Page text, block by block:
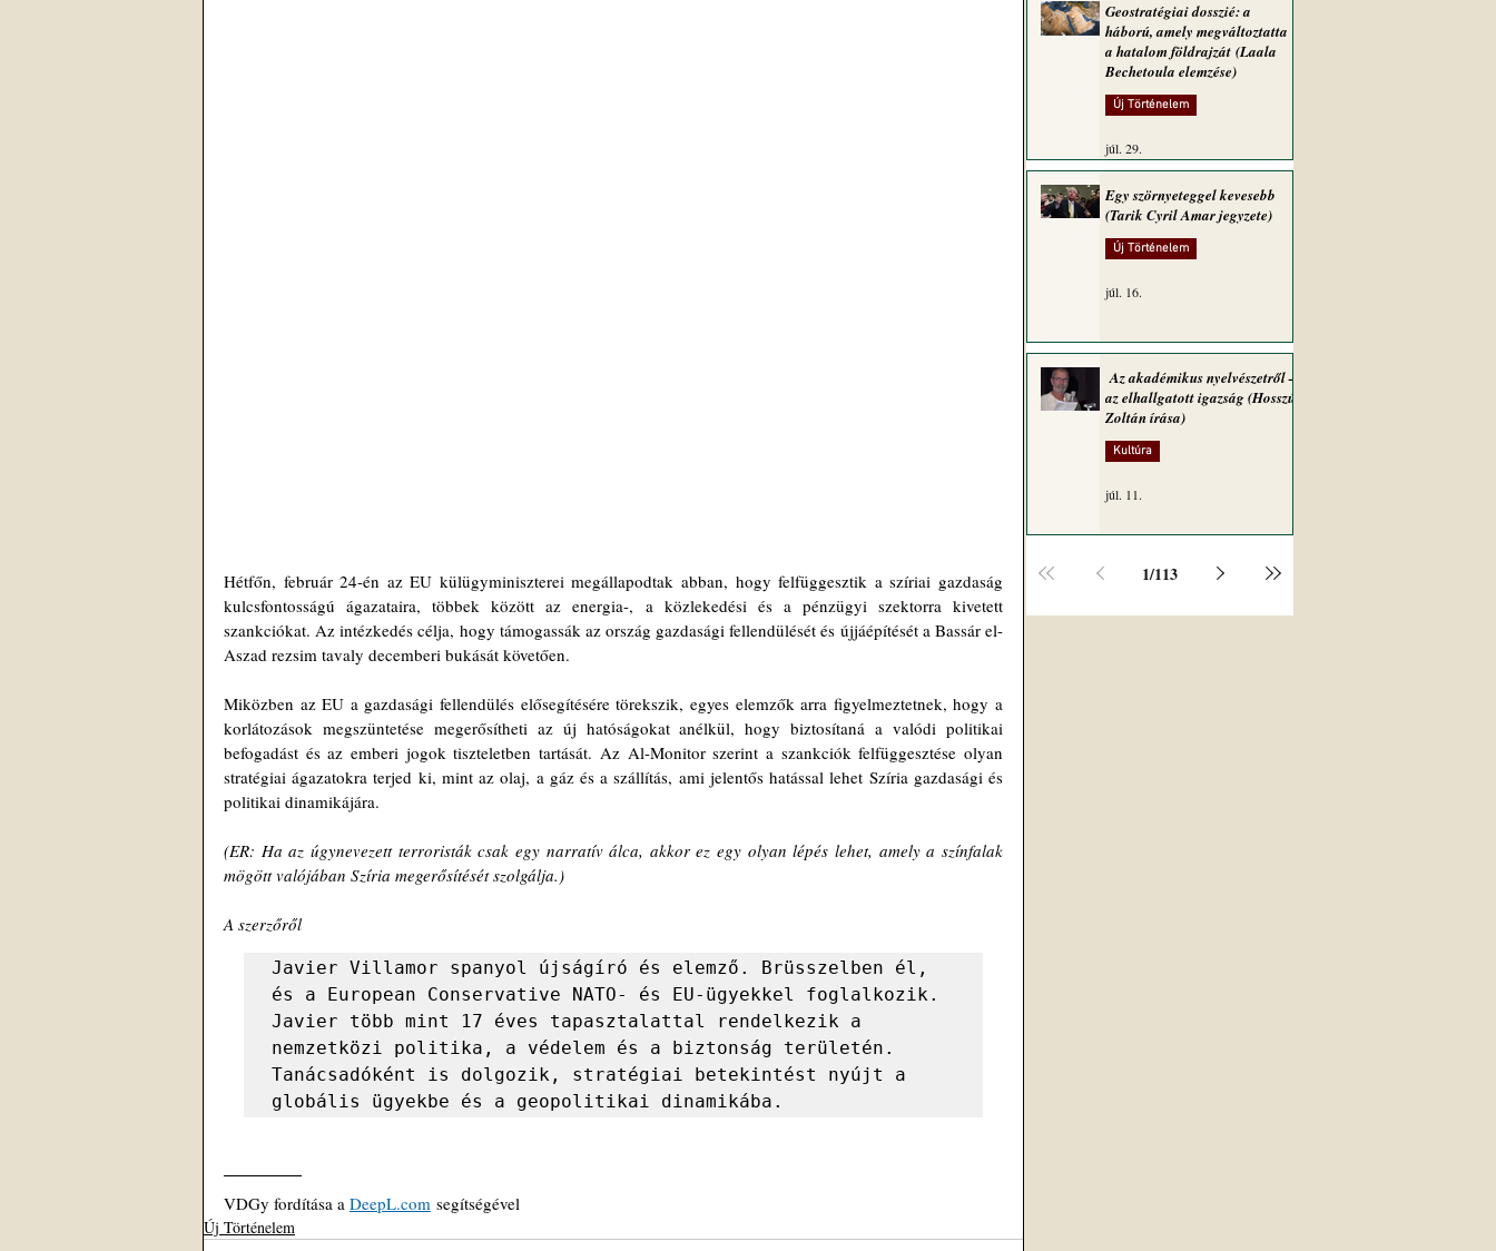
Hétfőn, február 24-én az EU külügyminiszterei megállapodtak abban, hogy felfüggesztik a szíriai gazdaság
kulcsfontosságú ágazataira, többek között az energia-, a közlekedési és a pénzügyi szektorra kivetett
szankciókat. Az intézkedés célja, hogy támogassák az ország gazdasági fellendülését és újjáépítését a Bassár el-
Aszad rezsim tavaly decemberi bukását követően.
Miközben az EU a gazdasági fellendülés elősegítésére törekszik, egyes elemzők arra figyelmeztetnek, hogy a
korlátozások megszüntetése megerősítheti az új hatóságokat anélkül, hogy biztosítaná a valódi politikai
befogadást és az emberi jogok tiszteletben tartását. Az Al-Monitor szerint a szankciók felfüggesztése olyan
stratégiai ágazatokra terjed ki, mint az olaj, a gáz és a szállítás, ami jelentős hatással lehet Szíria gazdasági és
politikai dinamikájára.
(ER: Ha az úgynevezett terroristák csak egy narratív álca, akkor ez egy olyan lépés lehet, amely a színfalak
mögött valójában Szíria megerősítését szolgálja.)
A szerzőről
Javier Villamor spanyol újságíró és elemző. Brüsszelben él,
és a European Conservative NATO- és EU-ügyekkel foglalkozik.
Javier több mint 17 éves tapasztalattal rendelkezik a
nemzetközi politika, a védelem és a biztonság területén.
Tanácsadóként is dolgozik, stratégiai betekintést nyújt a
globális ügyekbe és a geopolitikai dinamikába.
VDGy fordítása a DeepL.com segítségével
Új Történelem
Geostratégiai dosszié: a
háború, amely megváltoztatta
a hatalom földrajzát (Laala
Bechetoula elemzése)
Új Történelem
júl. 29.
Egy szörnyeteggel kevesebb
(Tarik Cyril Amar jegyzete)
Új Történelem
júl. 16.
Az akadémikus nyelvészetről –
az elhallgatott igazság (Hosszú
Zoltán írása)
Kultúra
júl. 11.
1/113